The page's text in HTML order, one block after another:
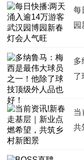
每
园
多
了
当
共